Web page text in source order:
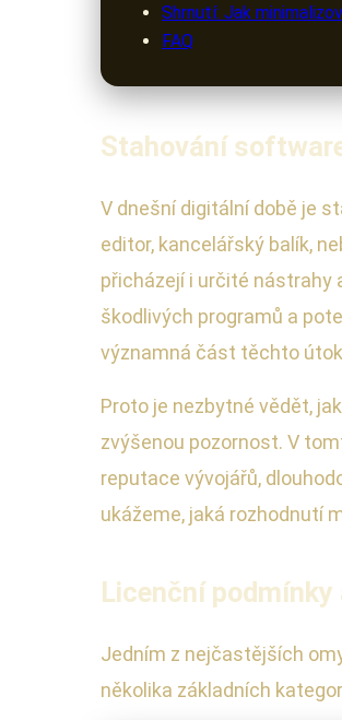
Shrnutí: Jak
FAQ
Stahování
V dnešní digitální době je
editor, kancelářský balík,
přicházejí i určité nástrahy
škodlivých programů a
významná část těchto
Proto je nezbytné vědět, jak
zvýšenou pozornost. V
reputace vývojářů,
ukážeme, jaká rozhodnutí
Licenční
Jedním z nejčastějších
několika základních